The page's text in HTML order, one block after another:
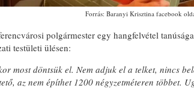
Forrás: Baranyi Krisztina facebook
polgármester egy hangfelvétel
testületi ülésen:
most döntsük el. Nem adjuk el a telket, nincs
az nem építhet 1200 négyzetméteren többet.